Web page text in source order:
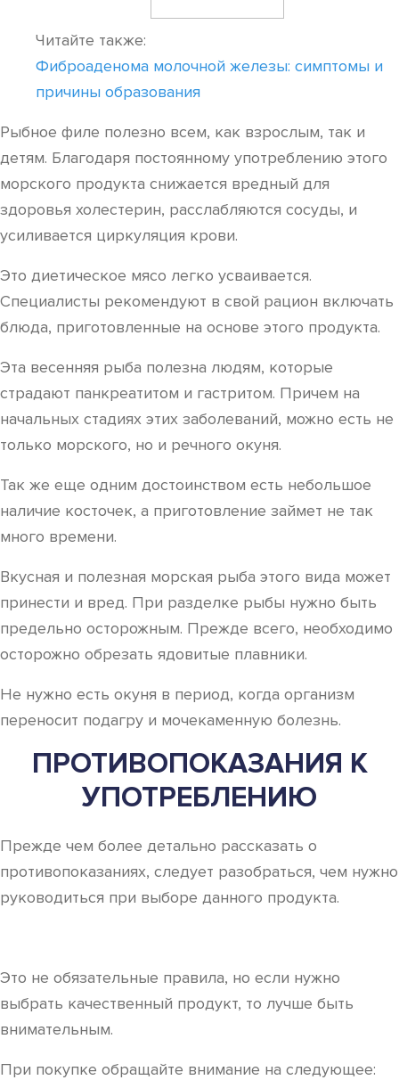
Читайте также:
Фиброаденома молочной железы: симптомы и
причины образования
Рыбное филе полезно всем, как взрослым, так и
детям. Благодаря постоянному употреблению этого
морского продукта снижается вредный для
здоровья холестерин, расслабляются сосуды, и
усиливается циркуляция крови.
Это диетическое мясо легко усваивается.
Специалисты рекомендуют в свой рацион включать
блюда, приготовленные на основе этого продукта.
Эта весенняя рыба полезна людям, которые
страдают панкреатитом и гастритом. Причем на
начальных стадиях этих заболеваний, можно есть не
только морского, но и речного окуня.
Так же еще одним достоинством есть небольшое
наличие косточек, а приготовление займет не так
много времени.
Вкусная и полезная морская рыба этого вида может
принести и вред. При разделке рыбы нужно быть
предельно осторожным. Прежде всего, необходимо
осторожно обрезать ядовитые плавники.
Не нужно есть окуня в период, когда организм
переносит подагру и мочекаменную болезнь.
ПРОТИВОПОКАЗАНИЯ К
УПОТРЕБЛЕНИЮ
Прежде чем более детально рассказать о
противопоказаниях, следует разобраться, чем нужно
руководиться при выборе данного продукта.
Это не обязательные правила, но если нужно
выбрать качественный продукт, то лучше быть
внимательным.
При покупке обращайте внимание на следующее: